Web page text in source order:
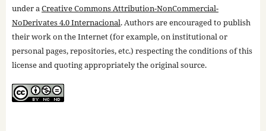
under aCreative Commons Attribution-NonCommercial-
NoDerivates 4.0 Internacional. Authors are encouraged to publish
their work on the Internet (for example, on institutional or
personal pages, repositories, etc.) respecting the conditions of this
license and quoting appropriately the original source.